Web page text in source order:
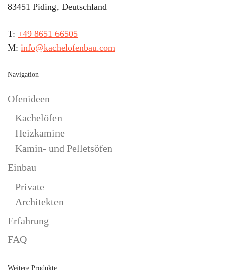
83451 Piding, Deutschland
T: +49 8651 66505
M: info@kachelofenbau.com
Navigation
Ofenideen
Kachelöfen
Heizkamine
Kamin- und Pelletsöfen
Einbau
Private
Architekten
Erfahrung
FAQ
Weitere Produkte